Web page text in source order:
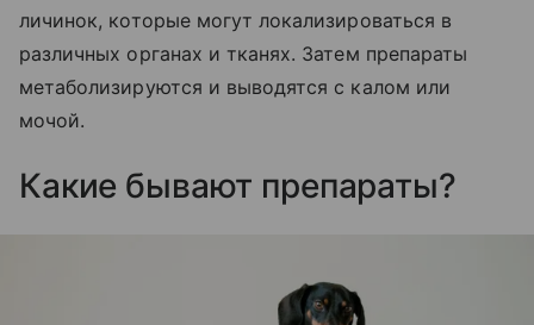
личинок, которые могут локализироваться в
различных органах и тканях. Затем препараты
метаболизируются и выводятся с калом или
мочой.
Какие бывают препараты?